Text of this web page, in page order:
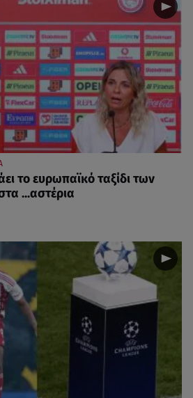
το ευρωπαϊκό ταξίδι των
...αστέρια